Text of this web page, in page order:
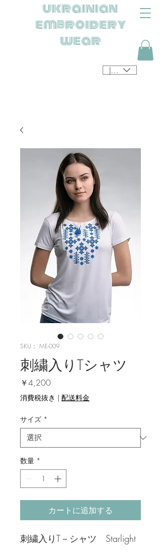
ukrainian
embroidery
wear
JPY (¥)
SKU： ME-009
刺繍入りTシャツ
￥4,200価格
消費税抜き | 配送料金
サイズ *
数量 *
カートに追加する
刺繍入りT－シャツ Starlight